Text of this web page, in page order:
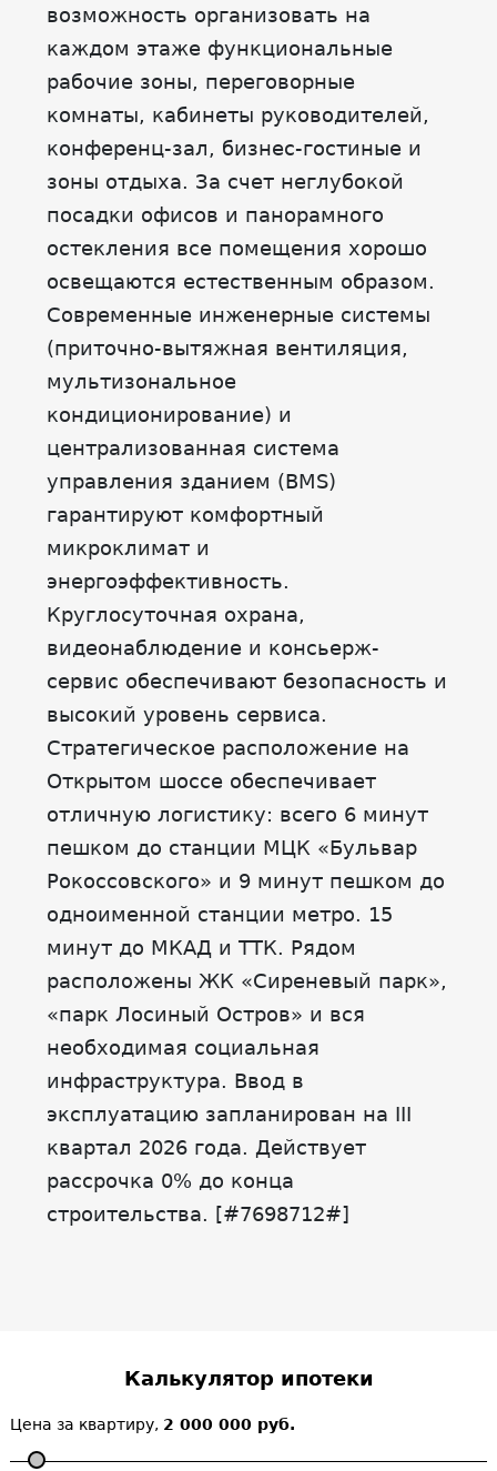
возможность организовать на
каждом этаже функциональные
рабочие зоны, переговорные
комнаты, кабинеты руководителей,
конференц-зал, бизнес-гостиные и
зоны отдыха. За счет неглубокой
посадки офисов и панорамного
остекления все помещения хорошо
освещаются естественным образом.
Современные инженерные системы
(приточно-вытяжная вентиляция,
мультизональное
кондиционирование) и
централизованная система
управления зданием (BMS)
гарантируют комфортный
микроклимат и
энергоэффективность.
Круглосуточная охрана,
видеонаблюдение и консьерж-
сервис обеспечивают безопасность и
высокий уровень сервиса.
Стратегическое расположение на
Открытом шоссе обеспечивает
отличную логистику: всего 6 минут
пешком до станции МЦК «Бульвар
Рокоссовского» и 9 минут пешком до
одноименной станции метро. 15
минут до МКАД и ТТК. Рядом
расположены ЖК «Сиреневый парк»,
«парк Лосиный Остров» и вся
необходимая социальная
инфраструктура. Ввод в
эксплуатацию запланирован на III
квартал 2026 года. Действует
рассрочка 0% до конца
строительства. [#7698712#]
Калькулятор ипотеки
Цена за квартиру, 2 000 000 руб.